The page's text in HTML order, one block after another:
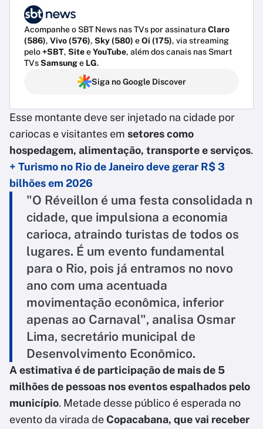
Acompanhe o SBT News nas TVs por assinatura Claro
(586), Vivo (576), Sky (580) eOi (175), via streaming
pelo+SBT, SiteeYouTube, além dos canais nas Smart
TVsSamsunge LG.
Siga no Google Discover
Esse montante deve ser injetado na cidade por
cariocas e visitantes em setores como
hospedagem, alimentação, transporte e serviços.
+ Turismo no Rio de Janeiro deve gerar R$ 3
bilhões em 2026
"O Réveillon é uma festa consolidada n
cidade, que impulsiona a economia
carioca, atraindo turistas de todos os
lugares. É um evento fundamental
para o Rio, pois já entramos no novo
ano com uma acentuada
movimentação econômica, inferior
apenas ao Carnaval", analisa Osmar
Lima, secretário municipal de
Desenvolvimento Econômico.
A estimativa é de participação de mais de 5
milhões de pessoas nos eventos espalhados pelo
município. Metade desse público é esperada no
evento da virada deCopacabana, que vai receber